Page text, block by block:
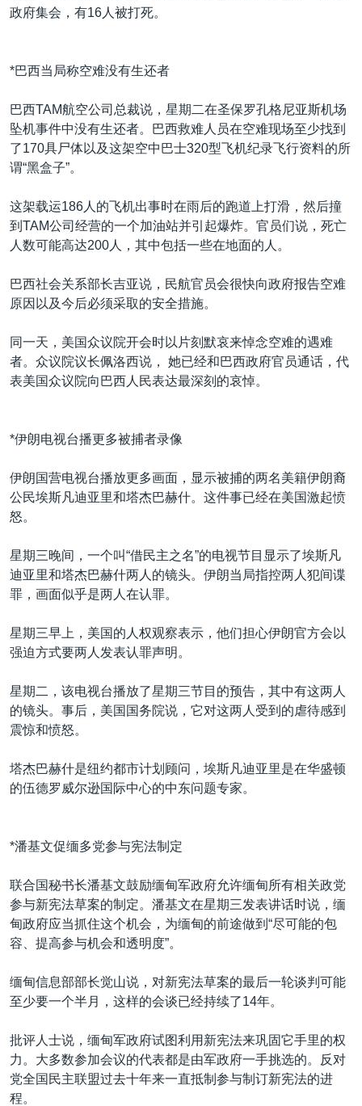
政府集会，有16人被打死。
*巴西当局称空难没有生还者
巴西TAM航空公司总裁说，星期二在圣保罗孔格尼亚斯机场
坠机事件中没有生还者。巴西救难人员在空难现场至少找到
了170具尸体以及这架空中巴士320型飞机纪录飞行资料的所
谓“黑盒子”。
这架载运186人的飞机出事时在雨后的跑道上打滑，然后撞
到TAM公司经营的一个加油站并引起爆炸。官员们说，死亡
人数可能高达200人，其中包括一些在地面的人。
巴西社会关系部长吉亚说，民航官员会很快向政府报告空难
原因以及今后必须采取的安全措施。
同一天，美国众议院开会时以片刻默哀来悼念空难的遇难
者。众议院议长佩洛西说， 她已经和巴西政府官员通话，代
表美国众议院向巴西人民表达最深刻的哀悼。
*伊朗电视台播更多被捕者录像
伊朗国营电视台播放更多画面，显示被捕的两名美籍伊朗裔
公民埃斯凡迪亚里和塔杰巴赫什。这件事已经在美国激起愤
怒。
星期三晚间，一个叫“借民主之名”的电视节目显示了埃斯凡
迪亚里和塔杰巴赫什两人的镜头。伊朗当局指控两人犯间谍
罪，画面似乎是两人在认罪。
星期三早上，美国的人权观察表示，他们担心伊朗官方会以
强迫方式要两人发表认罪声明。
星期二，该电视台播放了星期三节目的预告，其中有这两人
的镜头。事后，美国国务院说，它对这两人受到的虐待感到
震惊和愤怒。
塔杰巴赫什是纽约都市计划顾问，埃斯凡迪亚里是在华盛顿
的伍德罗威尔逊国际中心的中东问题专家。
*潘基文促缅多党参与宪法制定
联合国秘书长潘基文鼓励缅甸军政府允许缅甸所有相关政党
参与新宪法草案的制定。潘基文在星期三发表讲话时说，缅
甸政府应当抓住这个机会，为缅甸的前途做到“尽可能的包
容、提高参与机会和透明度”。
缅甸信息部部长觉山说，对新宪法草案的最后一轮谈判可能
至少要一个半月，这样的会谈已经持续了14年。
批评人士说，缅甸军政府试图利用新宪法来巩固它手里的权
力。大多数参加会议的代表都是由军政府一手挑选的。反对
党全国民主联盟过去十年来一直抵制参与制订新宪法的进
程。